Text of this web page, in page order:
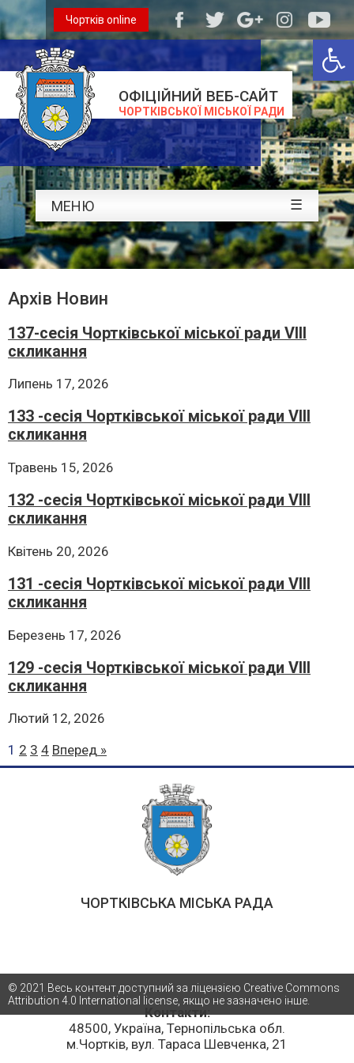
ОФІЦІЙНИЙ ВЕБ-САЙТ
ЧОРТКІВСЬКОЇ МІСЬКОЇ РАДИ
Чортків online
МЕНЮ ☰
Архів Новин
137-сесія Чортківської міської ради VIII
скликання
Липень 17, 2026
133 -сесія Чортківської міської ради VIII
скликання
Травень 15, 2026
132 -сесія Чортківської міської ради VIII
скликання
Квітень 20, 2026
131 -сесія Чортківської міської ради VIII
скликання
Березень 17, 2026
129 -сесія Чортківської міської ради VIII
скликання
Лютий 12, 2026
1 2 3 4 Вперед »
ЧОРТКІВСЬКА МІСЬКА РАДА
Контакти:
48500, Україна, Тернопільська обл.
м.Чортків, вул. Тараса Шевченка, 21
© 2021 Весь контент доступний за ліцензією Creative Commons
Attribution 4.0 International license, якщо не зазначено інше.